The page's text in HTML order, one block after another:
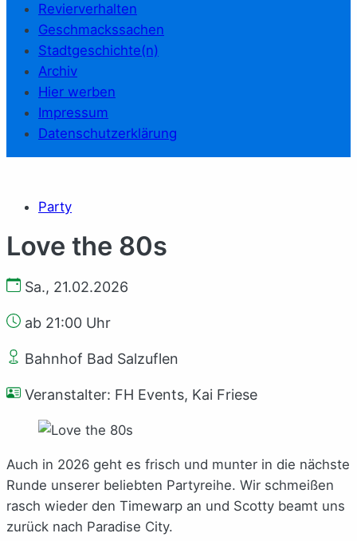
Revierverhalten
Geschmackssachen
Stadtgeschichte(n)
Archiv
Hier werben
Impressum
Datenschutzerklärung
Party
Love the 80s
Sa., 21.02.2026
ab 21:00 Uhr
Bahnhof Bad Salzuflen
Veranstalter: FH Events, Kai Friese
Auch in 2026 geht es frisch und munter in die nächste
Runde unserer beliebten Partyreihe. Wir schmeißen
rasch wieder den Timewarp an und Scotty beamt uns
zurück nach Paradise City.